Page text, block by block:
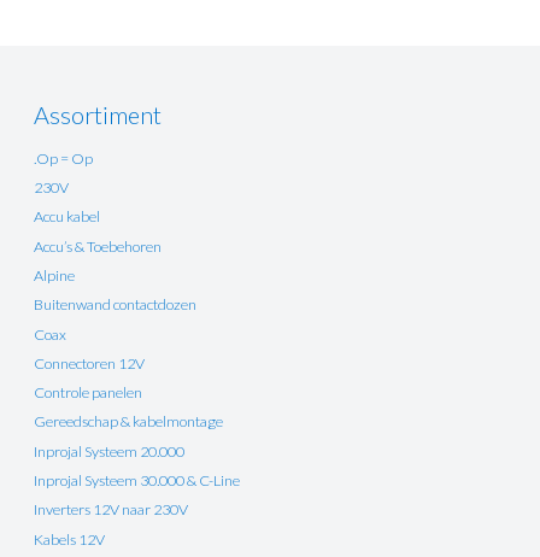
Assortiment
.Op = Op
230V
Accu kabel
Accu’s & Toebehoren
Alpine
Buitenwand contactdozen
Coax
Connectoren 12V
Controle panelen
Gereedschap & kabelmontage
Inprojal Systeem 20.000
Inprojal Systeem 30.000 & C-Line
Inverters 12V naar 230V
Kabels 12V